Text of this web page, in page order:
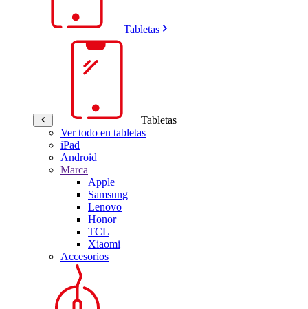
Tabletas
Tabletas
Ver todo en tabletas
iPad
Android
Marca
Apple
Samsung
Lenovo
Honor
TCL
Xiaomi
Accesorios